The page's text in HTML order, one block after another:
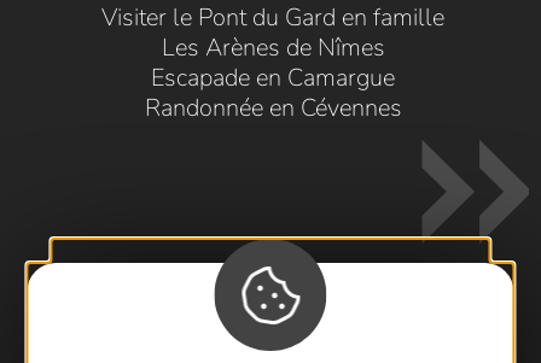
Visiter le Pont du Gard en famille
Les Arènes de Nîmes
Escapade en Camargue
Randonnée en Cévennes